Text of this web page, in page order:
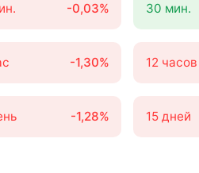
-0,03% 30 мин.
-1,30% 12 часов
-1,28% 15 дней